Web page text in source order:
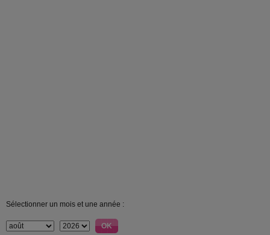
Sélectionner un mois et une année :